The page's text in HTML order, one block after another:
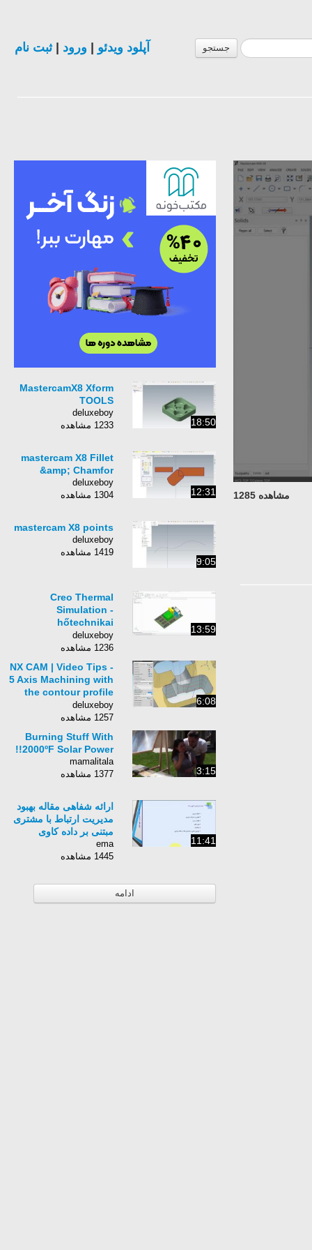
جستجو آپلود ویدئو ورود |ثبت نام
مشاهده 1285
18:50
MastercamX8 Xform
TOOLS
deluxeboy
1233 مشاهده
12:31
mastercam X8 Fillet
&amp; Chamfor
deluxeboy
1304 مشاهده
9:05
mastercam X8 points
deluxeboy
1419 مشاهده
13:59
Creo Thermal
Simulation -
hőtechnikai
szimuláció
egyszerűen
deluxeboy
1236 مشاهده
6:08
NX CAM | Video Tips -
5 Axis Machining with
the contour profile
command
deluxeboy
1257 مشاهده
3:15
Burning Stuff With
2000ºF Solar Power!!
mamalitala
1377 مشاهده
11:41
ارائه شفاهی مقاله بهبود
مدیریت ارتباط با مشتری
مبتنی بر داده کاوی
ema
1445 مشاهده
ادامه